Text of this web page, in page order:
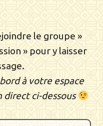
le groupe »
» pour y laisser
à votre espace
direct ci-dessous